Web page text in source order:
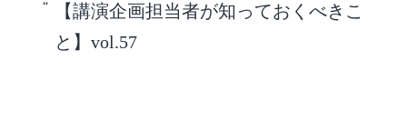
【講演企画担当者が知っておくべきこ
と】vol.57